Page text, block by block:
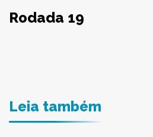
Rodada 19
Leia também